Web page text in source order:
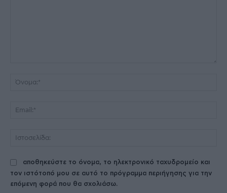
αποθηκεύστε το όνομα, το ηλεκτρονικό ταχυδρομείο και
τον ιστότοπό μου σε αυτό το πρόγραμμα περιήγησης για την
επόμενη φορά που θα σχολιάσω.